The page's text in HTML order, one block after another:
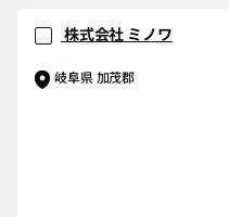
株式会社 ミノワ
岐阜県 加茂郡